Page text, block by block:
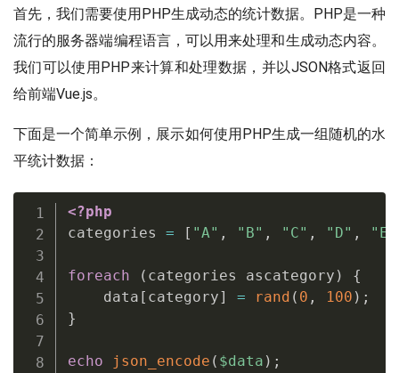
首先，我们需要使用PHP生成动态的统计数据。PHP是一种
流行的服务器端编程语言，可以用来处理和生成动态内容。
我们可以使用PHP来计算和处理数据，并以JSON格式返回
给前端Vue.js。
下面是一个简单示例，展示如何使用PHP生成一组随机的水
平统计数据：
<?php
categories = [ "A" , "B" , "C" , "D" , "E"
foreach ( categories ascategory )
{
    data
[ category] = rand ( 0 , 100 ) ;
}
echo json_encode ( $data ) ;